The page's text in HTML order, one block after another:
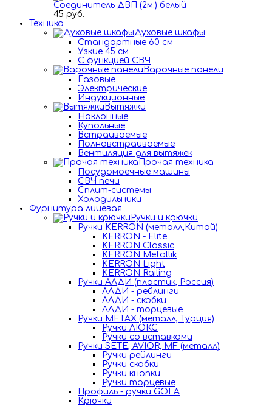
Соединитель ДВП (2м.) белый
45 руб.
Техника
Духовые шкафы
Стандартные 60 см
Узкие 45 см
С функцией СВЧ
Варочные панели
Газовые
Электрические
Индукционные
Вытяжки
Наклонные
Купольные
Встраиваемые
Полновстраиваемые
Вентиляция для вытяжек
Прочая техника
Посудомоечные машины
СВЧ печи
Сплит-системы
Холодильники
Фурнитура лицевая
Ручки и крючки
Ручки KERRON (металл,Китай)
KERRON - Elite
KERRON Classic
KERRON Metallik
KERRON Light
KERRON Railing
Ручки АЛДИ (пластик, Россия)
АЛДИ - рейлинги
АЛДИ - скобки
АЛДИ - торцевые
Ручки METAX (металл, Турция)
Ручки ЛЮКС
Ручки со вставками
Ручки SETE, AVIOR, MF (металл)
Ручки рейлинги
Ручки скобки
Ручки кнопки
Ручки торцевые
Профиль - ручки GOLA
Крючки